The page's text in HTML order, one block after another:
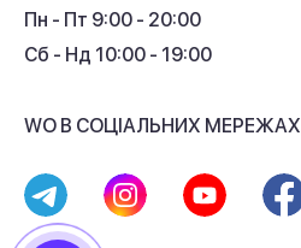
Кешбек
Пн - Пт 9:00 - 20:00
Сб - Нд 10:00 - 19:00
WO В СОЦІАЛЬНИХ МЕРЕЖАХ